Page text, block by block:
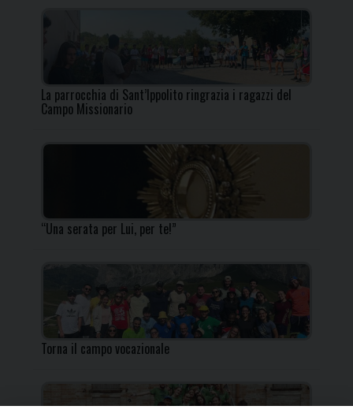
La parrocchia di Sant’Ippolito ringrazia i ragazzi del
Campo Missionario
“Una serata per Lui, per te!”
Torna il campo vocazionale